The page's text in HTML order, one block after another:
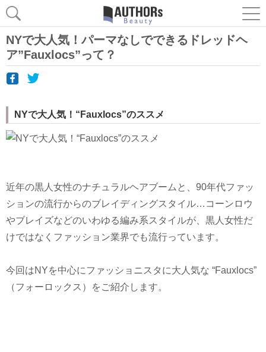
NYで大人気！パーマなしでできるドレッドヘ
ア”Fauxlocs”って？
NYで大人気！“Fauxlocs”のススメ
近年の黒人女性のナチュラルヘアブームと、90年代ファッ
ションの流行からのブレイディングスタイル…コーンロウ
やブレイズなどのいわゆる編み系スタイルが、黒人女性だ
けではなくファッション業界でも流行っています。
今回はNYを中心にファッショニスタに大人気な “Fauxlocs”
（フォーロックス）をご紹介します。